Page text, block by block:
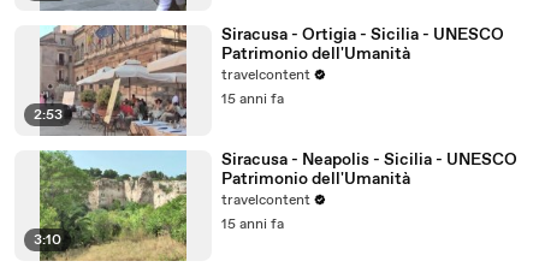
2:53
Siracusa - Ortigia - Sicilia - UNESCO
Patrimonio dell'Umanità
travelcontent
15 anni fa
3:10
Siracusa - Neapolis - Sicilia - UNESCO
Patrimonio dell'Umanità
travelcontent
15 anni fa